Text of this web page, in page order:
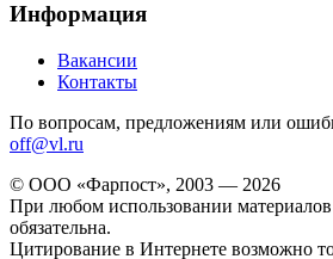
Информация
Вакансии
Контакты
По вопросам, предложениям или
off@vl.ru
© ООО «Фарпост», 2003 — 2026
При любом использовании материалов
обязательна.
Цитирование в Интернете возможно